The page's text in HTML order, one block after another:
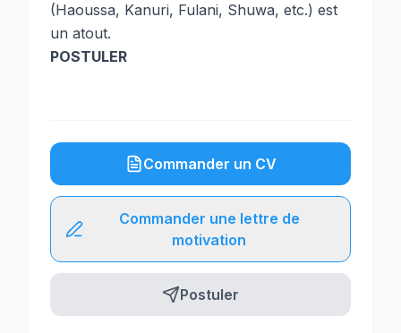
(Haoussa, Kanuri, Fulani, Shuwa, etc.) est
un atout.
POSTULER
Commander un CV
Commander une lettre de
motivation
Postuler